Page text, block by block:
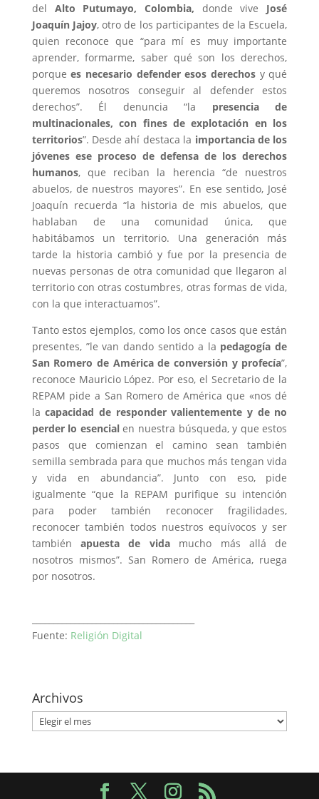
del Alto Putumayo, Colombia, donde vive José
Joaquín Jajoy, otro de los participantes de la Escuela,
quien reconoce que “para mí es muy importante
aprender, formarme, saber qué son los derechos,
porquees necesario defender esos derechosy qué
queremos nosotros conseguir al defender estos
derechos”. Él denuncia “la presencia de
multinacionales, con fines de explotación en los
territorios”. Desde ahí destaca la importancia de los
jóvenes ese proceso de defensa de los derechos
humanos, que reciban la herencia “de nuestros
abuelos, de nuestros mayores”. En ese sentido, José
Joaquín recuerda “la historia de mis abuelos, que
hablaban de una comunidad única, que
habitábamos un territorio. Una generación más
tarde la historia cambió y fue por la presencia de
nuevas personas de otra comunidad que llegaron al
territorio con otras costumbres, otras formas de vida,
con la que interactuamos”.
Tanto estos ejemplos, como los once casos que están
presentes, ”le van dando sentido a la pedagogía de
San Romero de América de conversión y profecía”,
reconoce Mauricio López. Por eso, el Secretario de la
REPAM pide a San Romero de América que «nos dé
lacapacidad de responder valientemente y de no
perder lo esencialen nuestra búsqueda, y que estos
pasos que comienzan el camino sean también
semilla sembrada para que muchos más tengan vida
y vida en abundancia”. Junto con eso, pide
igualmente “que la REPAM purifique su intención
para poder también reconocer fragilidades,
reconocer también todos nuestros equívocos y ser
también apuesta de vidamucho más allá de
nosotros mismos”. San Romero de América, ruega
por nosotros.
Fuente: Religión Digital
Archivos
Archivos